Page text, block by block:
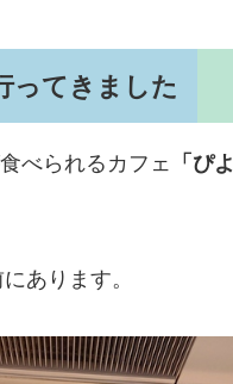
ってきました
べられるカフェ 「ぴ
あります。